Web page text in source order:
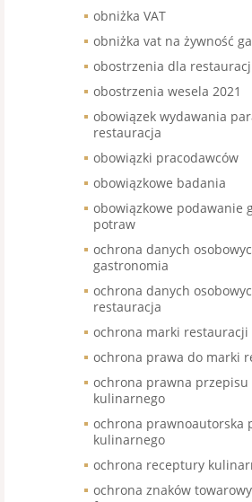
obniżka VAT
obniżka vat na żywność
obostrzenia dla
obostrzenia wesela 2021
obowiązek wydawania
restauracja
obowiązki pracodawców
obowiązkowe badania
obowiązkowe podawanie
potraw
ochrona danych
gastronomia
ochrona danych
restauracja
ochrona marki restauracji
ochrona prawa do marki
ochrona prawna przepisu
kulinarnego
ochrona prawnoautorska
kulinarnego
ochrona receptury
ochrona znaków